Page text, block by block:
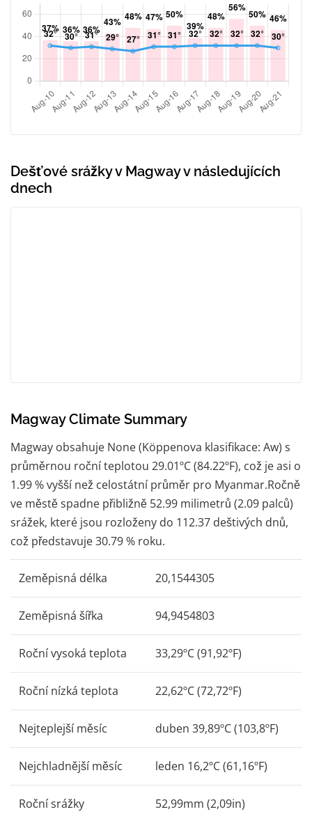
Dešťové srážky v Magway v následujících
dnech
Magway Climate Summary
Magway obsahuje None (Köppenova klasifikace: Aw) s
průměrnou roční teplotou 29.01ºC (84.22ºF), což je asi o
1.99 % vyšší než celostátní průměr pro Myanmar.Ročně
ve městě spadne přibližně 52.99 milimetrů (2.09 palců)
srážek, které jsou rozloženy do 112.37 deštivých dnů,
což představuje 30.79 % roku.
Zeměpisná délka 20,1544305
Zeměpisná šířka 94,9454803
Roční vysoká teplota 33,29ºC (91,92ºF)
Roční nízká teplota 22,62ºC (72,72ºF)
Nejteplejší měsíc duben 39,89ºC (103,8ºF)
Nejchladnější měsíc leden 16,2ºC (61,16ºF)
Roční srážky 52,99mm (2,09in)